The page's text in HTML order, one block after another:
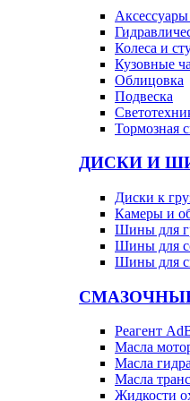
Колеса и
Кузовные
Облицовка
Подвеска
Тормозная
ДИСКИ И
Диски к
Камеры и
Шины для
Шины для
Шины для
Реагент
Масла
Масла
Масла
Жидкости